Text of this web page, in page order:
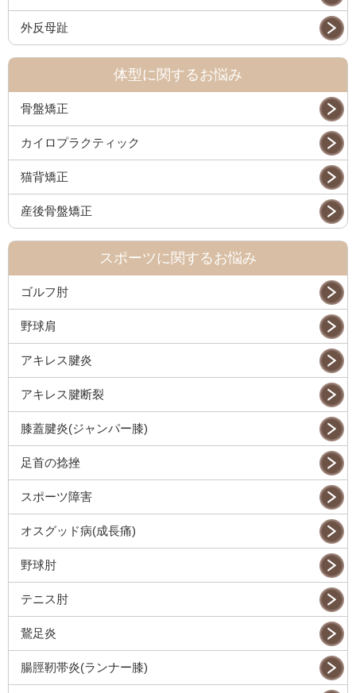
外反母趾
体型に関するお悩み
骨盤矯正
カイロプラクティック
猫背矯正
産後骨盤矯正
スポーツに関するお悩み
ゴルフ肘
野球肩
アキレス腱炎
アキレス腱断裂
膝蓋腱炎(ジャンパー膝)
足首の捻挫
スポーツ障害
オスグッド病(成長痛)
野球肘
テニス肘
鵞足炎
腸脛靭帯炎(ランナー膝)